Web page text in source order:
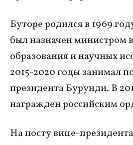
Буторе родился в 1969
был назначен министром
образования и научных
2015-2020 годы занимал
президента Бурунди. В
награжден российским
На посту вице-